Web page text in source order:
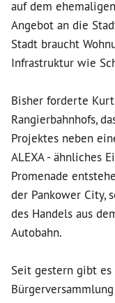
auf dem
Angebot an die
Stadt braucht
Infrastruktur wie
Bisher forderte
Rangierbahnhofs,
Projektes neben
ALEXA - ähnliches
Promenade
der Pankower City,
des Handels aus
Autobahn.
Seit gestern gibt